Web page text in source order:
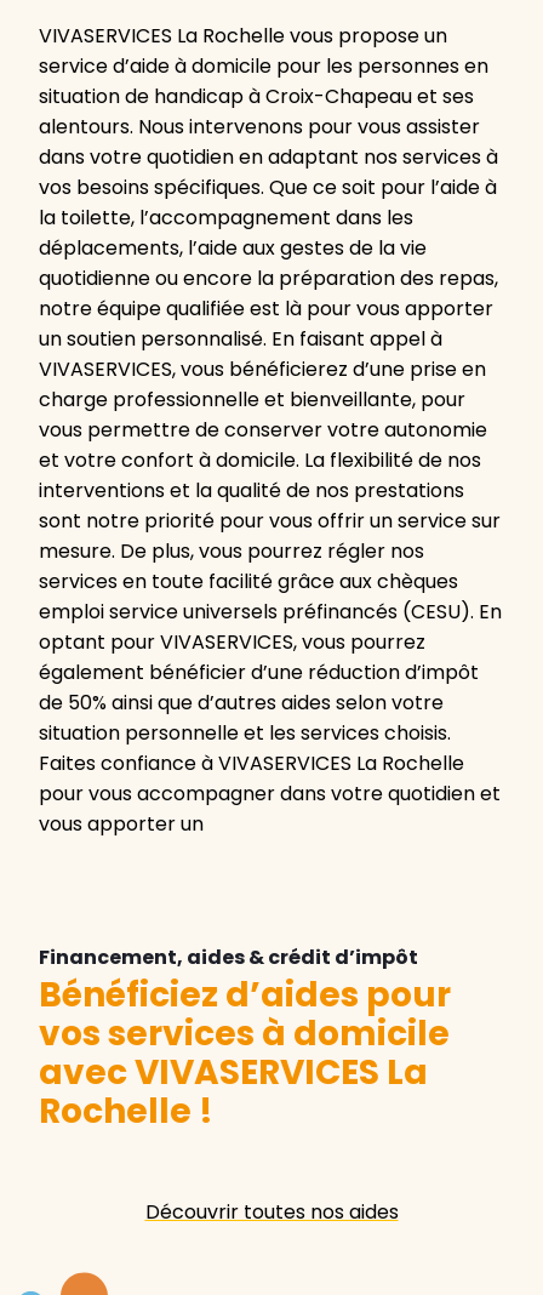
VIVASERVICES La Rochelle vous propose un
service d’aide à domicile pour les personnes en
situation de handicap à Croix-Chapeau et ses
alentours. Nous intervenons pour vous assister
dans votre quotidien en adaptant nos services à
vos besoins spécifiques. Que ce soit pour l’aide à
la toilette, l’accompagnement dans les
déplacements, l’aide aux gestes de la vie
quotidienne ou encore la préparation des repas,
notre équipe qualifiée est là pour vous apporter
un soutien personnalisé. En faisant appel à
VIVASERVICES, vous bénéficierez d’une prise en
charge professionnelle et bienveillante, pour
vous permettre de conserver votre autonomie
et votre confort à domicile. La flexibilité de nos
interventions et la qualité de nos prestations
sont notre priorité pour vous offrir un service sur
mesure. De plus, vous pourrez régler nos
services en toute facilité grâce aux chèques
emploi service universels préfinancés (CESU). En
optant pour VIVASERVICES, vous pourrez
également bénéficier d’une réduction d’impôt
de 50% ainsi que d’autres aides selon votre
situation personnelle et les services choisis.
Faites confiance à VIVASERVICES La Rochelle
pour vous accompagner dans votre quotidien et
vous apporter un
Financement, aides & crédit d’impôt
Bénéficiez d’aides pour
vos services à domicile
avec VIVASERVICES La
Rochelle !
Découvrir toutes nos aides